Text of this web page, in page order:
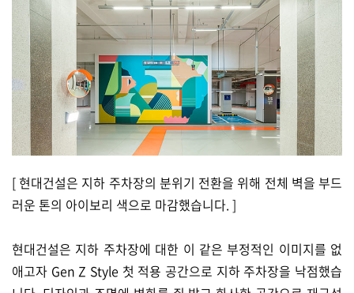
[ 현대건설은 지하 주차장의 분위기 전환을 위해 전체 벽을 부드
러운 톤의 아이보리 색으로 마감했습니다. ]
현대건설은 지하 주차장에 대한 이 같은 부정적인 이미지를 없
애고자 Gen Z Style 첫 적용 공간으로 지하 주차장을 낙점했습